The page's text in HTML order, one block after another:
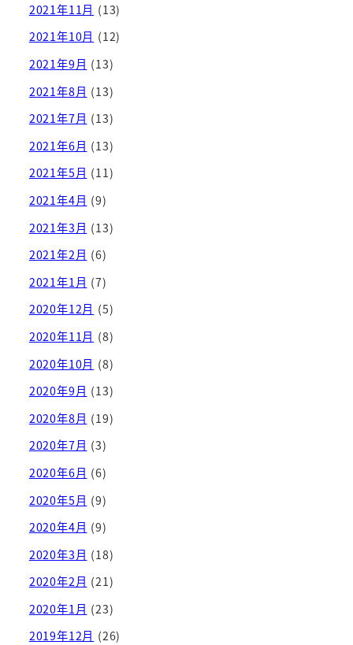
2021年11月 (13)
2021年10月 (12)
2021年9月 (13)
2021年8月 (13)
2021年7月 (13)
2021年6月 (13)
2021年5月 (11)
2021年4月 (9)
2021年3月 (13)
2021年2月 (6)
2021年1月 (7)
2020年12月 (5)
2020年11月 (8)
2020年10月 (8)
2020年9月 (13)
2020年8月 (19)
2020年7月 (3)
2020年6月 (6)
2020年5月 (9)
2020年4月 (9)
2020年3月 (18)
2020年2月 (21)
2020年1月 (23)
2019年12月 (26)